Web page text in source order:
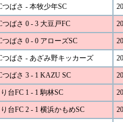
つばさ - 本牧少年SC
つばさ 0 - 3 大豆戸FC
つばさ 0 - 0 アローズSC
つばさ - あざみ野キッカーズ
つばさ 3 - 1 KAZU SC
台FC 1 - 1 駒林SC
台FC 2 - 1 横浜かもめSC